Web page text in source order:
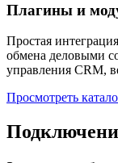
Плагины и
Простая
обмена деловыми
управления CRM,
Просмотреть